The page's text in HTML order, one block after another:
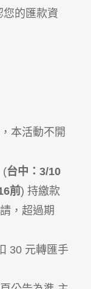
您的匯款資
本活動不開
(台中：3/10
前) 持繳款
，超過期
30 元轉匯手